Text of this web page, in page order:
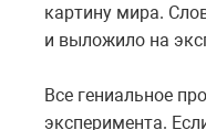
картину мира.
и выложило на
Все гениальное
эксперимента.